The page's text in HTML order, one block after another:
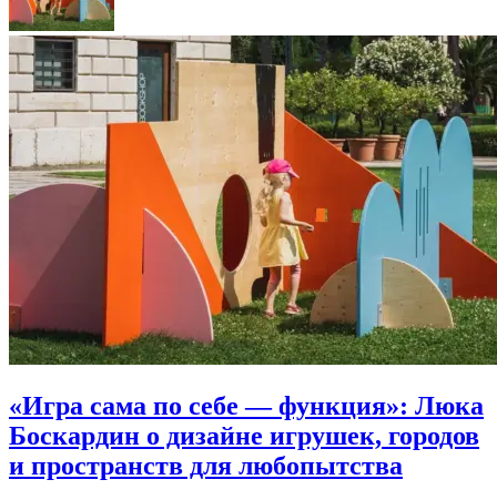
«Игра сама по себе — функция»: Люка
Боскардин о дизайне игрушек, городов
и пространств для любопытства